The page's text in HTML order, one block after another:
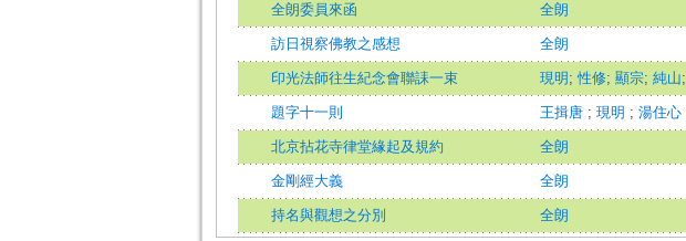
全朗委員來函 全朗
訪日視察佛教之感想 全朗
印光法師往生紀念會聯誄一束 現明 ;性修; 顯宗; 純山;
題字十一則 王揖唐 ; 現明 ; 湯住心
北京拈花寺律堂緣起及規約 全朗
金剛經大義 全朗
持名與觀想之分別 全朗